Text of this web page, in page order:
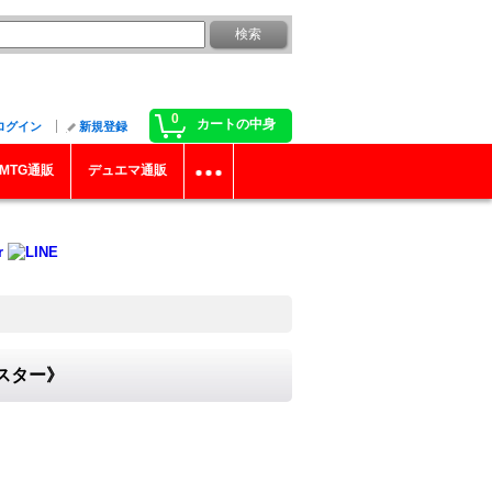
0 カートの中身
グイン 新規登録
MTG通販 デュエマ通販
ー》